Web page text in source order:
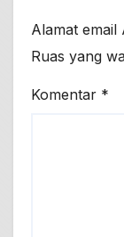
Alamat email
Ruas yang
Komentar *